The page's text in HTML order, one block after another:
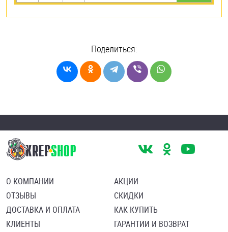
Поделиться:
О КОМПАНИИ
ОТЗЫВЫ
ДОСТАВКА И ОПЛАТА
КЛИЕНТЫ
АКЦИИ
СКИДКИ
КАК КУПИТЬ
ГАРАНТИИ И ВОЗВРАТ